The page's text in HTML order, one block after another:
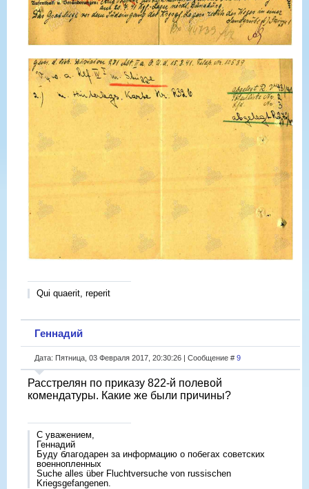
Qui quaerit, reperit
Геннадий
Дата: Пятница, 03 Февраля 2017, 20:30:26 | Сообщение # 9
Расстрелян по приказу 822-й полевой
комендатуры. Какие же были причины?
С уважением,
Геннадий
Буду благодарен за информацию о побегах советских
военнопленных
Suche alles über Fluchtversuche von russischen
Kriegsgefangenen.